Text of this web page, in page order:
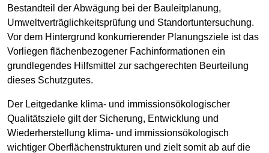
Bestandteil der Abwägung bei der Bauleitplanung,
Umweltverträglichkeitsprüfung und Standortuntersuchung.
Vor dem Hintergrund konkurrierender Planungsziele ist das
Vorliegen flächenbezogener Fachinformationen ein
grundlegendes Hilfsmittel zur sachgerechten Beurteilung
dieses Schutzgutes.
Der Leitgedanke klima- und immissionsökologischer
Qualitätsziele gilt der Sicherung, Entwicklung und
Wiederherstellung klima- und immissionsökologisch
wichtiger Oberflächenstrukturen und zielt somit ab auf die